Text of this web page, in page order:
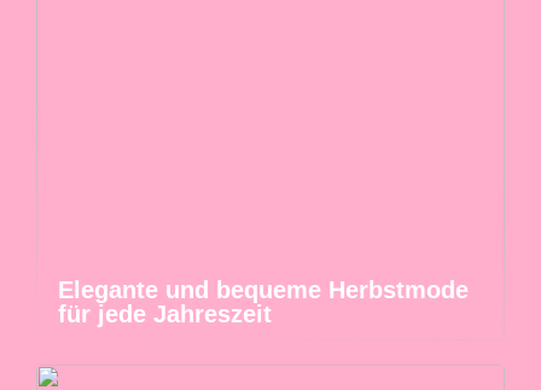
Elegante und bequeme Herbstmode
für jede Jahreszeit